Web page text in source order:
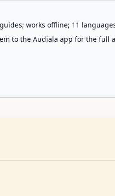
works offline; 11
to the Audiala app for the full